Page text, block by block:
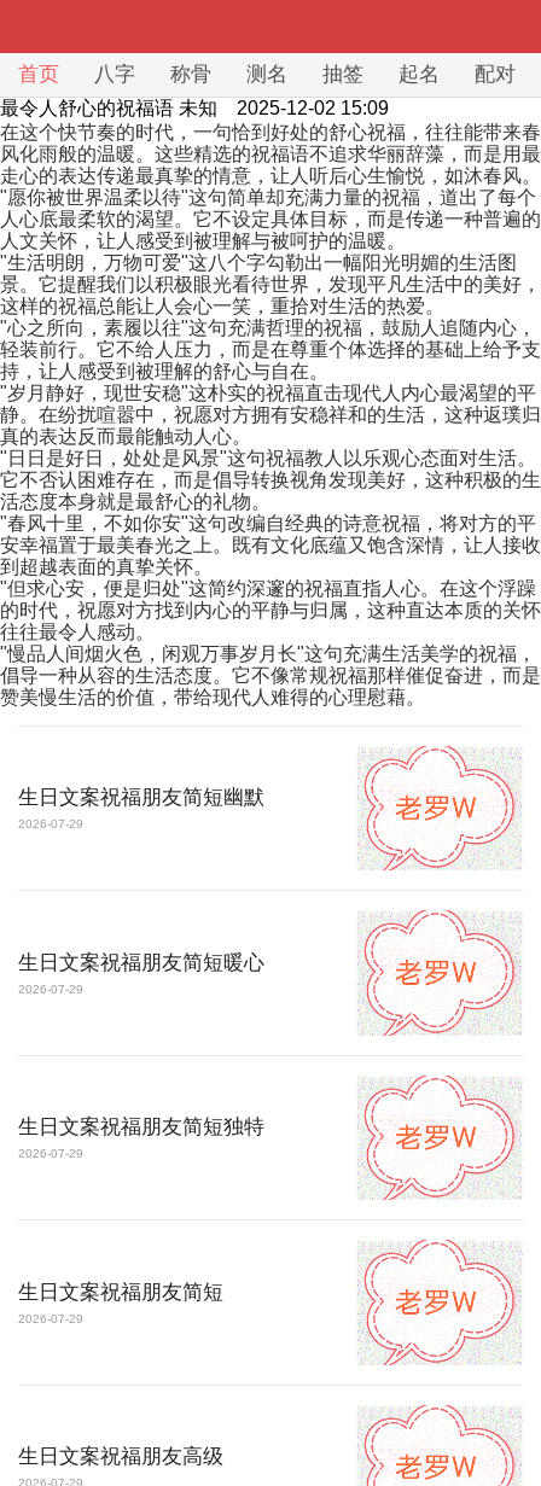
首页 八字 称骨 测名 抽签 起名 配对
最令人舒心的祝福语 未知 2025-12-02 15:09
在这个快节奏的时代，一句恰到好处的舒心祝福，往往能带来春
风化雨般的温暖。这些精选的祝福语不追求华丽辞藻，而是用最
走心的表达传递最真挚的情意，让人听后心生愉悦，如沐春风。
"愿你被世界温柔以待"这句简单却充满力量的祝福，道出了每个
人心底最柔软的渴望。它不设定具体目标，而是传递一种普遍的
人文关怀，让人感受到被理解与被呵护的温暖。
"生活明朗，万物可爱"这八个字勾勒出一幅阳光明媚的生活图
景。它提醒我们以积极眼光看待世界，发现平凡生活中的美好，
这样的祝福总能让人会心一笑，重拾对生活的热爱。
"心之所向，素履以往"这句充满哲理的祝福，鼓励人追随内心，
轻装前行。它不给人压力，而是在尊重个体选择的基础上给予支
持，让人感受到被理解的舒心与自在。
"岁月静好，现世安稳"这朴实的祝福直击现代人内心最渴望的平
静。在纷扰喧嚣中，祝愿对方拥有安稳祥和的生活，这种返璞归
真的表达反而最能触动人心。
"日日是好日，处处是风景"这句祝福教人以乐观心态面对生活。
它不否认困难存在，而是倡导转换视角发现美好，这种积极的生
活态度本身就是最舒心的礼物。
"春风十里，不如你安"这句改编自经典的诗意祝福，将对方的平
安幸福置于最美春光之上。既有文化底蕴又饱含深情，让人接收
到超越表面的真挚关怀。
"但求心安，便是归处"这简约深邃的祝福直指人心。在这个浮躁
的时代，祝愿对方找到内心的平静与归属，这种直达本质的关怀
往往最令人感动。
"慢品人间烟火色，闲观万事岁月长"这句充满生活美学的祝福，
倡导一种从容的生活态度。它不像常规祝福那样催促奋进，而是
赞美慢生活的价值，带给现代人难得的心理慰藉。
生日文案祝福朋友简短幽默
2026-07-29
生日文案祝福朋友简短暖心
2026-07-29
生日文案祝福朋友简短独特
2026-07-29
生日文案祝福朋友简短
2026-07-29
生日文案祝福朋友高级
2026-07-29